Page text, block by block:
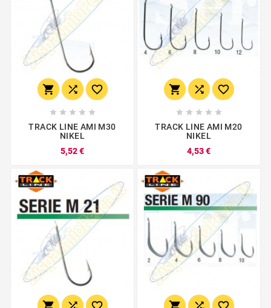
  
    
TRACK LINE AMI M30
NIKEL
5,52 €
  
    
TRACK LINE AMI M20
NIKEL
4,53 €